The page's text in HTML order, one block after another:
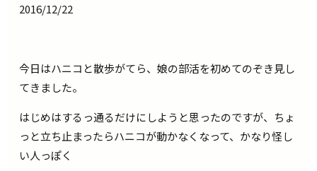
2016/12/22
今日はハニコと散歩がてら、娘の部活を初めてのぞき見し
てきました。
はじめはするっ通るだけにしようと思ったのですが、ちょ
っと立ち止まったらハニコが動かなくなって、かなり怪し
い人っぽく